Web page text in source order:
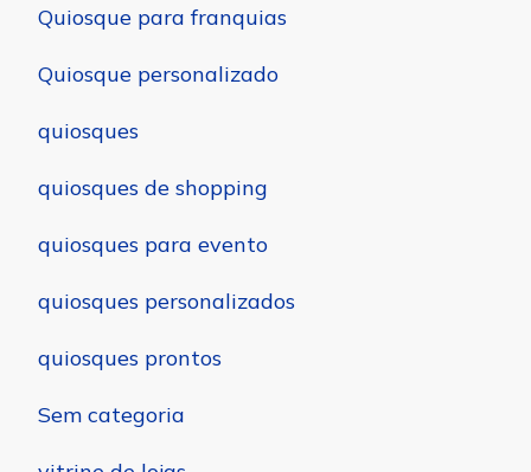
Quiosque para franquias
Quiosque personalizado
quiosques
quiosques de shopping
quiosques para evento
quiosques personalizados
quiosques prontos
Sem categoria